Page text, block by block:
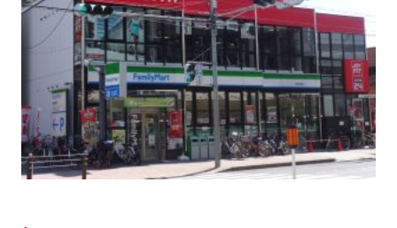
店舗情報・サービス
よくあるご質問 店舗へのお問い合わせ
Appで入会手続き料金・サービス等詳しく見る
入会を悩まれている方へトップ
キャンペーン 料金のご案内
アクセス 店舗情報・サービス
JOYFIT総合トップ JOYFIT
JOYFIT24 JOYFIT YOGA